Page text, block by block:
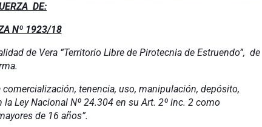
DE:
Nº 1923/18
de Vera “Territorio Libre de Pirotecnia de Estruendo”, de
tenencia, uso, manipulación, depósito,
Ley Nacional Nº 24.304 en su Art. 2º inc. 2 como
de 16 años”.